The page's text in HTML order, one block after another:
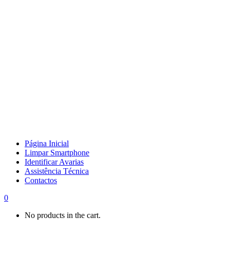
Página Inicial
Limpar Smartphone
Identificar Avarias
Assistência Técnica
Contactos
0
No products in the cart.